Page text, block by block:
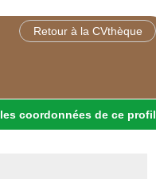
Retour à la CVthèque
les coordonnées de ce profil